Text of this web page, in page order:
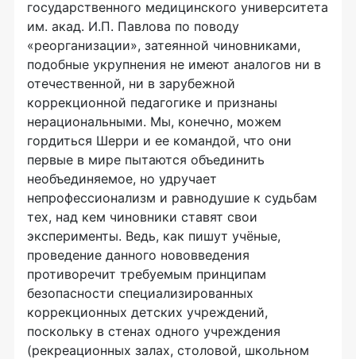
государственного медицинского университета
им. акад. И.П. Павлова по поводу
«реорганизации», затеянной чиновниками,
подобные укрупнения не имеют аналогов ни в
отечественной, ни в зарубежной
коррекционной педагогике и признаны
нерациональными. Мы, конечно, можем
гордиться Шерри и ее командой, что они
первые в мире пытаются объединить
необъединяемое, но удручает
непрофессионализм и равнодушие к судьбам
тех, над кем чиновники ставят свои
эксперименты. Ведь, как пишут учёные,
проведение данного нововведения
противоречит требуемым принципам
безопасности специализированных
коррекционных детских учреждений,
поскольку в стенах одного учреждения
(рекреационных залах, столовой, школьном